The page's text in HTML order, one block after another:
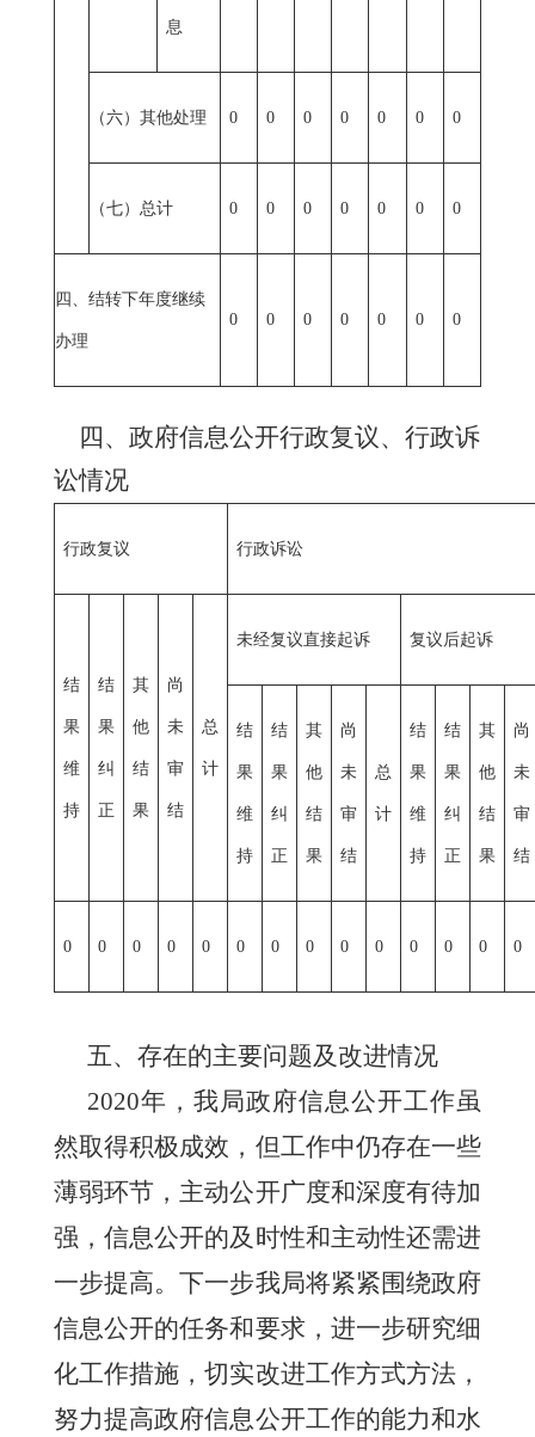
息
（六）其他处理 0 0 0 0 0 0 0
（七）总计 0 0 0 0 0 0 0
四、结转下年度继续
办理
0 0 0 0 0 0 0
四、政府信息公开行政复议、行政诉
讼情况
行政复议 行政诉讼
结
果
维
持
结
果
纠
正
其
他
结
果
尚
未
审
结
总
计
未经复议直接起诉 复议后起诉
结
果
维
持
结
果
纠
正
其
他
结
果
尚
未
审
结
总
计
结
果
维
持
结
果
纠
正
其
他
结
果
尚
未
审
结
0 0 0 0 0 0 0 0 0 0 0 0 0 0
五、存在的主要问题及改进情况
2020年，我局政府信息公开工作虽
然取得积极成效，但工作中仍存在一些
薄弱环节，主动公开广度和深度有待加
强，信息公开的及时性和主动性还需进
一步提高。下一步我局将紧紧围绕政府
信息公开的任务和要求，进一步研究细
化工作措施，切实改进工作方式方法，
努力提高政府信息公开工作的能力和水